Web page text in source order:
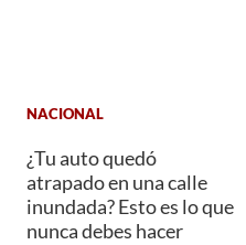
NACIONAL
¿Tu auto quedó
atrapado en una calle
inundada? Esto es lo que
nunca debes hacer